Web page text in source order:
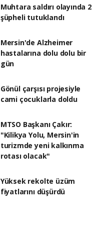
Muhtara saldırı olayında 2
şüpheli tutuklandı
Mersin'de Alzheimer
hastalarına dolu dolu bir
gün
Gönül çarşısı projesiyle
cami çocuklarla doldu
MTSO Başkanı Çakır:
"Kilikya Yolu, Mersin'in
turizmde yeni kalkınma
rotası olacak"
Yüksek rekolte üzüm
fiyatlarını düşürdü